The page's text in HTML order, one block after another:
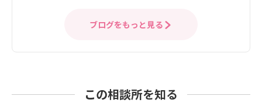
ブログをもっと見る
この相談所を知る